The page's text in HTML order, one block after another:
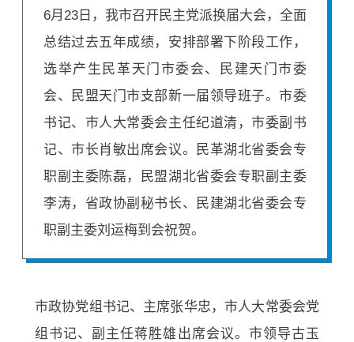
6月23日，我市召开民主党派换届大会，全面
总结过去五年成绩，安排部署下阶段工作，
选举产生民革天门市委会、民建天门市委
会、民盟天门市支部新一届领导班子。市委
书记、市人大常委会主任纪道清，市委副书
记、市长肖敏出席会议。民革湖北省委会专
职副主委陈磊，民盟湖北省委会专职副主委
李涛，省政协副秘书长、民建湖北省委会专
职副主委刘运梅到会祝贺。
市政协党组书记、主席张华忠，市人大常委会党
组书记、副主任蒋胜雄出席会议。市领导古玉